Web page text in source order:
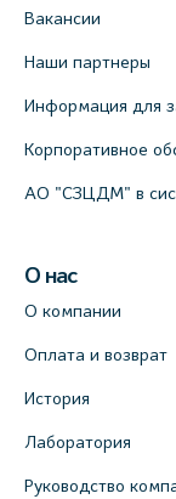
+7 (812) 498-10-
На карте
Клиника
шоссе,
+7 (812) 679-11-01
Вакансии
Наши партнеры
Информация для
Корпоративное
АО "СЗЦДМ" в
О нас
О компании
Оплата и возврат
История
Лаборатория
Руководство